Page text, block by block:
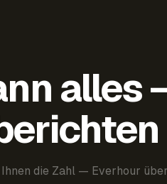
alles
die Zahl — Everhour